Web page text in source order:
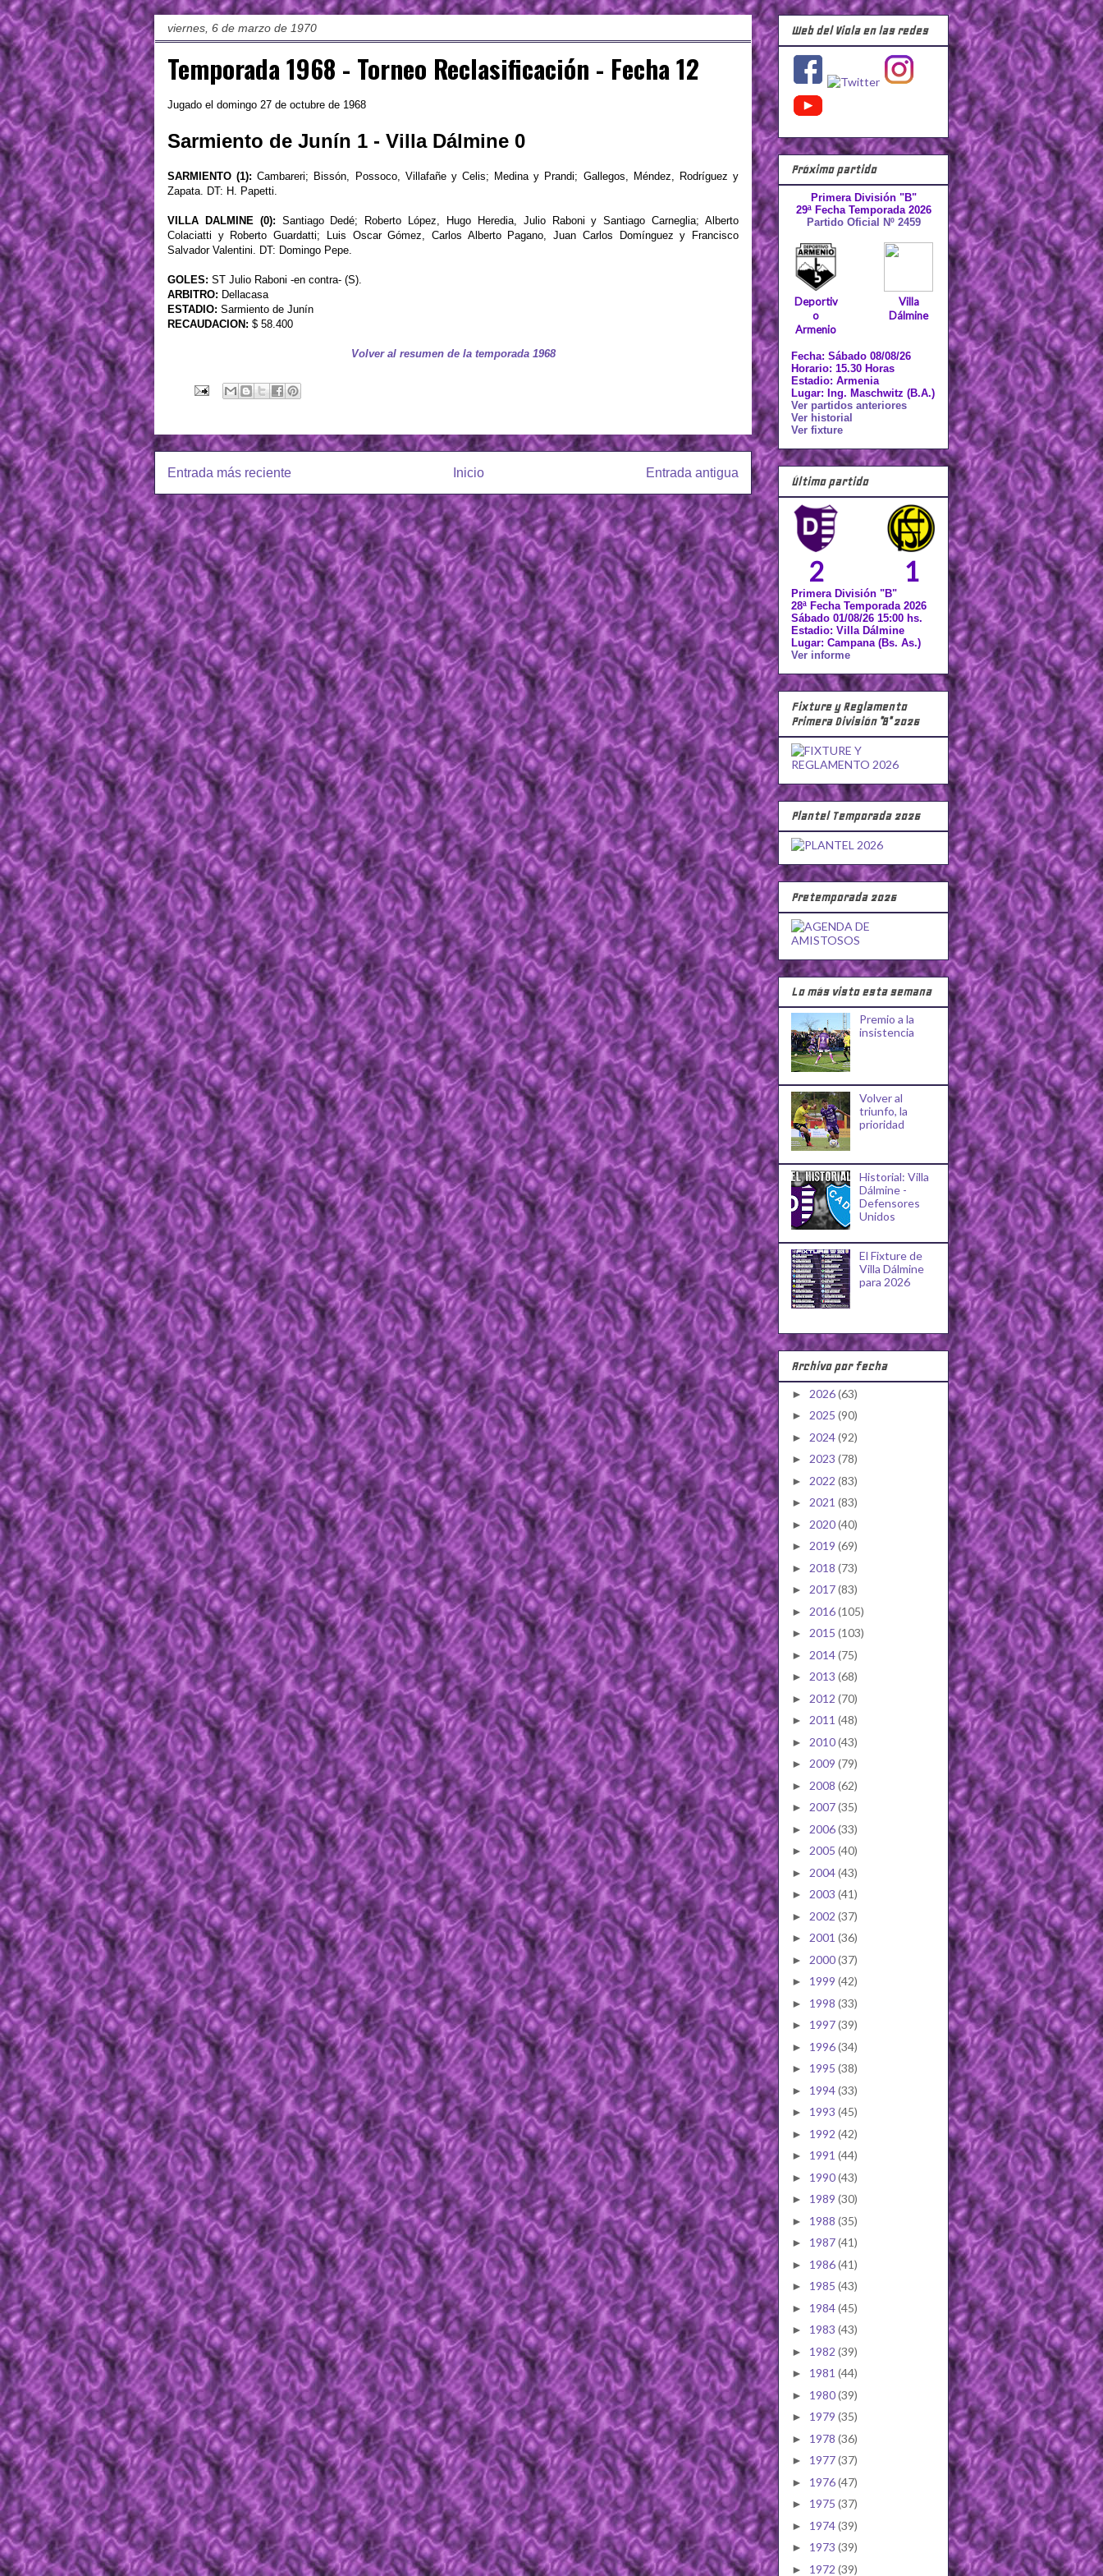
viernes, 6 de marzo de 1970
Temporada 1968 - Torneo Reclasificación - Fecha 12
Jugado el domingo 27 de octubre de 1968
Sarmiento de Junín 1 - Villa Dálmine 0
SARMIENTO (1):Cambareri; Bissón, Possoco, Villafañe y Celis; Medina y Prandi; Gallegos, Méndez, Rodríguez y
Zapata. DT: H. Papetti.
VILLA DALMINE (0): Santiago Dedé; Roberto López, Hugo Heredia, Julio Raboni y Santiago Carneglia; Alberto
Colaciatti y Roberto Guardatti; Luis Oscar Gómez, Carlos Alberto Pagano, Juan Carlos Domínguez y Francisco
Salvador Valentini. DT: Domingo Pepe.
GOLES: ST Julio Raboni -en contra- (S).
ARBITRO: Dellacasa
ESTADIO: Sarmiento de Junín
RECAUDACION: $ 58.400
Volver al resumen de la temporada 1968
Entrada más reciente Entrada antigua
Inicio
Web del Viola en las redes
Próximo partido
Primera División "B"
29ª Fecha Temporada 2026
Partido Oficial Nº 2459
Deportiv
o
Armenio
Villa
Dálmine
Fecha: Sábado 08/08/26
Horario: 15.30 Horas
Estadio: Armenia
Lugar: Ing. Maschwitz (B.A.)
Ver partidos anteriores
Ver historial
Ver fixture
Último partido
2 1
Primera División "B"
28ª Fecha Temporada 2026
Sábado 01/08/26 15:00 hs.
Estadio: Villa Dálmine
Lugar: Campana (Bs. As.)
Ver informe
Fixture y Reglamento
Primera División "B" 2026
Plantel Temporada 2026
Pretemporada 2026
Lo más visto esta semana
Premio a la
insistencia
Volver al
triunfo, la
prioridad
Historial: Villa
Dálmine -
Defensores
Unidos
El Fixture de
Villa Dálmine
para 2026
Archivo por fecha
► 2026(63)
► 2025 (90)
► 2024(92)
► 2023 (78)
► 2022 (83)
► 2021 (83)
► 2020(40)
► 2019 (69)
► 2018 (73)
► 2017(83)
► 2016(105)
► 2015 (103)
► 2014(75)
► 2013 (68)
► 2012 (70)
► 2011 (48)
► 2010(43)
► 2009 (79)
► 2008 (62)
► 2007(35)
► 2006(33)
► 2005 (40)
► 2004(43)
► 2003 (41)
► 2002 (37)
► 2001 (36)
► 2000(37)
► 1999 (42)
► 1998 (33)
► 1997(39)
► 1996(34)
► 1995 (38)
► 1994(33)
► 1993 (45)
► 1992 (42)
► 1991 (44)
► 1990(43)
► 1989 (30)
► 1988 (35)
► 1987(41)
► 1986(41)
► 1985 (43)
► 1984(45)
► 1983 (43)
► 1982 (39)
► 1981 (44)
► 1980(39)
► 1979 (35)
► 1978 (36)
► 1977(37)
► 1976(47)
► 1975 (37)
► 1974(39)
► 1973 (39)
► 1972 (39)